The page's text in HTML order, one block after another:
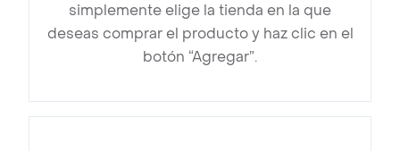
simplemente elige la tienda en la que
deseas comprar el producto y haz clic en el
botón “Agregar”.